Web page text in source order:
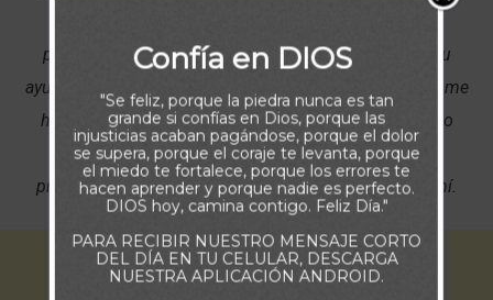
preparando para un servicio futuro. Padre, necesito tu
ayuda para sacar el máximo provecho del lugar en que me
has puesto en este momento. Permite que mi servicio
para Ti en el presente se convierta en un tiempo de
preparación para el futuro que tienes planeado para mí.
Confía en DIOS
"Se feliz, porque la piedra nunca es tan
grande si confías en Dios, porque las
injusticias acaban pagándose, porque el dolor
se supera, porque el coraje te levanta, porque
el miedo te fortalece, porque los errores te
hacen aprender y porque nadie es perfecto.
DIOS hoy, camina contigo. Feliz Día."
PARA RECIBIR NUESTRO MENSAJE CORTO
DEL DÍA EN TU CELULAR, DESCARGA
NUESTRA APLICACIÓN ANDROID.